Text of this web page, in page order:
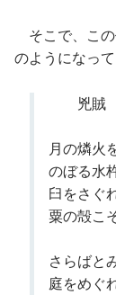
そこで、こ
のようになって
兇賊
月の燐火
のぼる水
臼をさぐ
粟の殻こ
さらばと
庭をめぐ